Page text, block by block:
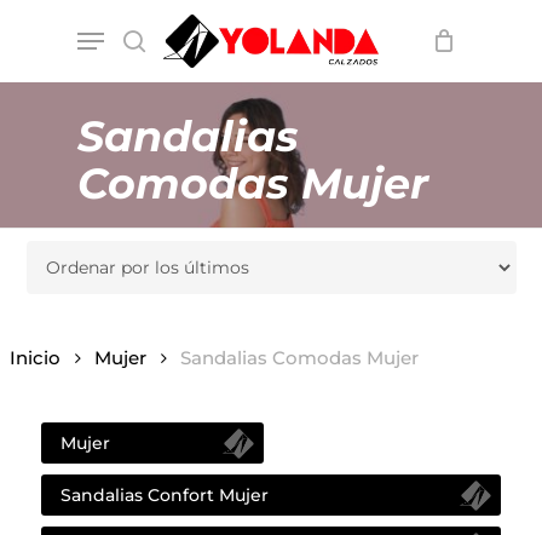
content
search
Menu
Sandalias
Comodas Mujer
Inicio Mujer Sandalias Comodas Mujer
Mujer
Sandalias Confort Mujer